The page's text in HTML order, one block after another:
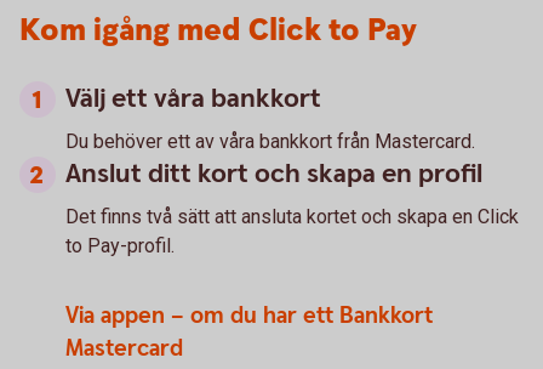
Kom igång med Click to Pay
Välj ett våra bankkort
Du behöver ett av våra bankkort från Mastercard.
Anslut ditt kort och skapa en profil
Det finns två sätt att ansluta kortet och skapa en Click
to Pay-profil.
Via appen – om du har ett Bankkort
Mastercard